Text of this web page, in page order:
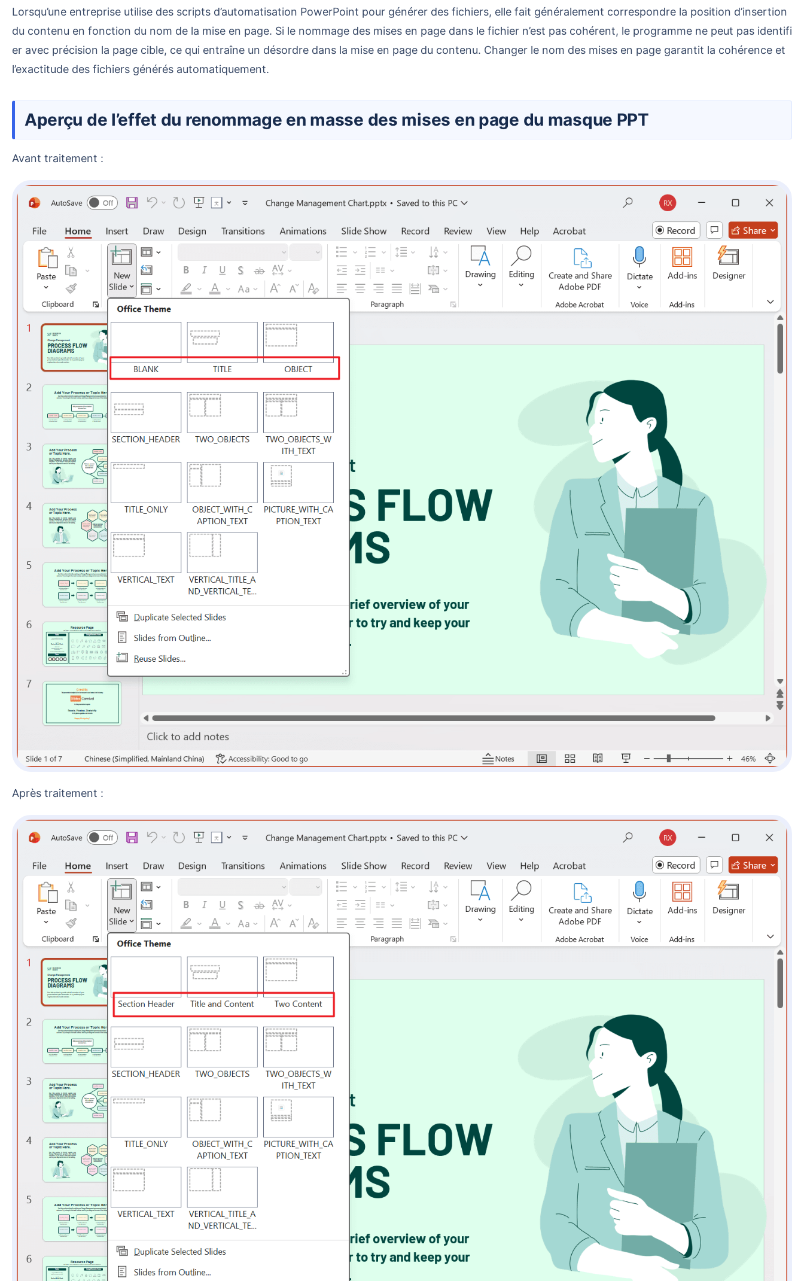
Lorsqu’une entreprise utilise des scripts d’automatisation PowerPoint pour générer des fichiers, elle fait généralement correspondre la position d’insertion
du contenu en fonction du nom de la mise en page. Si le nommage des mises en page dans le fichier n’est pas cohérent, le programme ne peut pas identifi
er avec précision la page cible, ce qui entraîne un désordre dans la mise en page du contenu. Changer le nom des mises en page garantit la cohérence et
l’exactitude des fichiers générés automatiquement.
Aperçu de l’effet du renommage en masse des mises en page du masque PPT
Avant traitement :
Après traitement :